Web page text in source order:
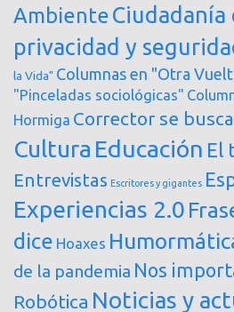
Ambiente
privacidad y
la Vida" Columnas en "Otra
"Pinceladas sociológicas"
Hormiga Corrector se busca
Cultura Educación El
Entrevistas Escritores y gigantes
Experiencias 2.0
dice Hoaxes
de la pandemia Nos
Robótica Noticias y